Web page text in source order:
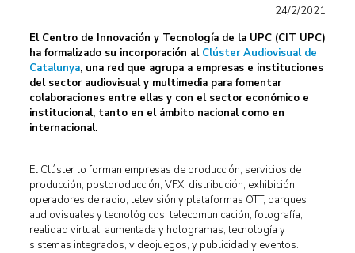
24/2/2021
El Centro de Innovación y Tecnología de la UPC (CIT UPC)
ha formalizado su incorporación al Clúster Audiovisual de
Catalunya, una red que agrupa a empresas e instituciones
del sector audiovisual y multimedia para fomentar
colaboraciones entre ellas y con el sector económico e
institucional, tanto en el ámbito nacional como en
internacional.
El Clúster lo forman empresas de producción, servicios de
producción, postproducción, VFX, distribución, exhibición,
operadores de radio, televisión y plataformas OTT, parques
audiovisuales y tecnológicos, telecomunicación, fotografía,
realidad virtual, aumentada y hologramas, tecnología y
sistemas integrados, videojuegos, y publicidad y eventos.